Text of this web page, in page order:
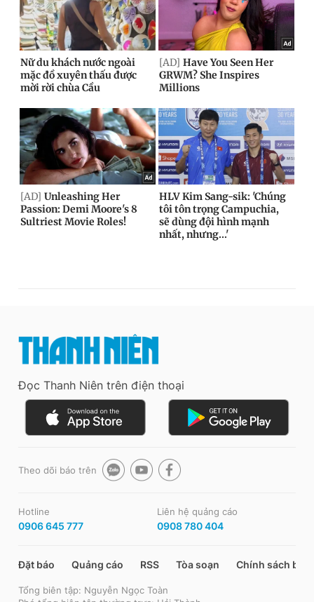
Đọc Thanh Niên trên điện thoại
Theo dõi báo trên
Hotline
0906 645 777
Liên hệ quảng cáo
0908 780 404
Đặt báo Quảng cáo RSS Tòa soạn Chính sách bảo
Tổng biên tập: Nguyễn Ngọc Toàn